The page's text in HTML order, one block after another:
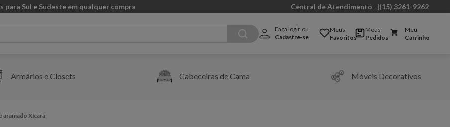
para Sul e Sudeste em qualquer compra Central de Atendimento |(15) 3261-9262
Faça login ou
Cadastre-se
Meus
Favoritos
Meus
Pedidos
Meu
Carrinho
Armários e Closets Cabeceiras de Cama Móveis Decorativos
aramado Xícara